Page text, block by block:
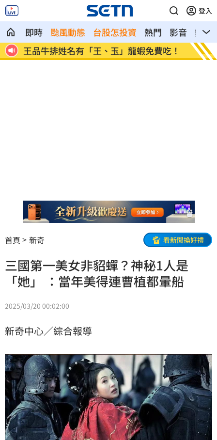
登入
即時 颱風動態 台股怎投資 熱門 影音
熱搜
！
鄭麗文訪中要480萬！民主基金會：沒撤
案
新／
迷
首頁 新奇 看新聞換好禮
三國第一美女非貂蟬？神秘1人是
「她」 ：當年美得連曹植都暈船
2025/03/20 00:02:00
新奇中心／綜合報導